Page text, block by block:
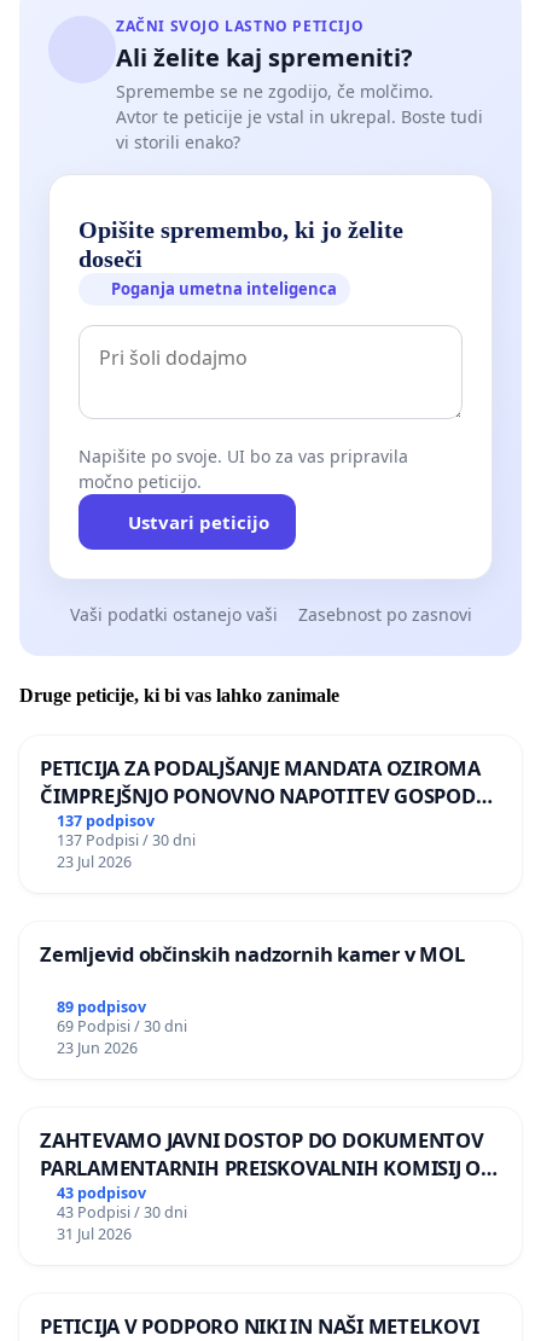
ZAČNI SVOJO LASTNO PETICIJO
Ali želite kaj spremeniti?
Spremembe se ne zgodijo, če molčimo.
Avtor te peticije je vstal in ukrepal. Boste tudi
vi storili enako?
Opišite spremembo, ki jo želite
doseči
Poganja umetna inteligenca
Napišite po svoje. UI bo za vas pripravila
močno peticijo.
Ustvari peticijo
Vaši podatki ostanejo vaši Zasebnost po zasnovi
Druge peticije, ki bi vas lahko zanimale
PETICIJA ZA PODALJŠANJE MANDATA OZIROMA
ČIMPREJŠNJO PONOVNO NAPOTITEV GOSPODA
BERNARDA ŠRAJNERJA NA VELEPOSLANIŠTVO
REPUBLIKE SLOVENIJE V MOSKVI
137 podpisov
137 Podpisi / 30 dni
23 Jul 2026
Zemljevid občinskih nadzornih kamer v MOL
89 podpisov
69 Podpisi / 30 dni
23 Jun 2026
ZAHTEVAMO JAVNI DOSTOP DO DOKUMENTOV
PARLAMENTARNIH PREISKOVALNIH KOMISIJ O
ILEGALNI TRGOVINI Z OROŽJEM
43 podpisov
43 Podpisi / 30 dni
31 Jul 2026
PETICIJA V PODPORO NIKI IN NAŠI METELKOVI